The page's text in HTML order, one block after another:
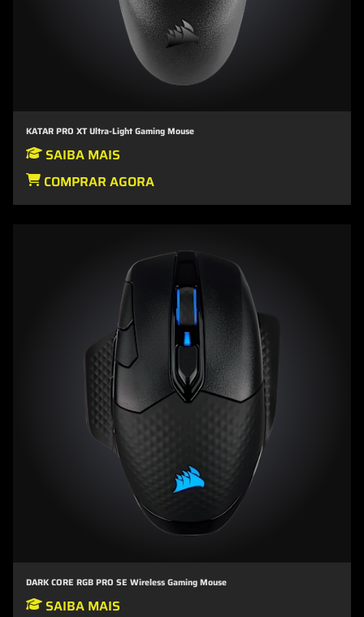
KATAR PRO XT Ultra-Light Gaming Mouse
SAIBA MAIS
COMPRAR AGORA
DARK CORE RGB PRO SE Wireless Gaming Mouse
SAIBA MAIS